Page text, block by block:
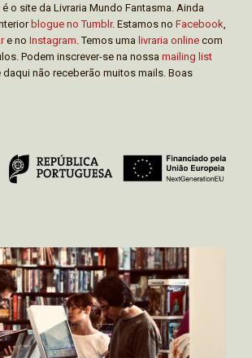
é o site da Livraria Mundo Fantasma. Ainda
blogue no Tumblr. Estamos no Facebook
e no Instagram . Temos uma livraria online com
Podem inscrever-se na nossa mailing list
daqui não receberão muitos mails. Boas